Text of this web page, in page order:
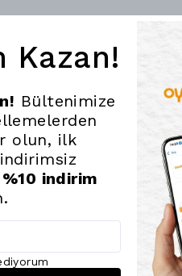
Kazan!
Bültenimize
olun, ilk
%10 indirim